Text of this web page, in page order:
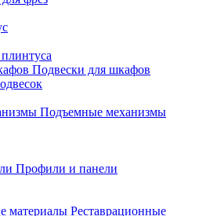
Подвески для шкафов
Подъемные механизмы
Профили и панели
Реставрационные